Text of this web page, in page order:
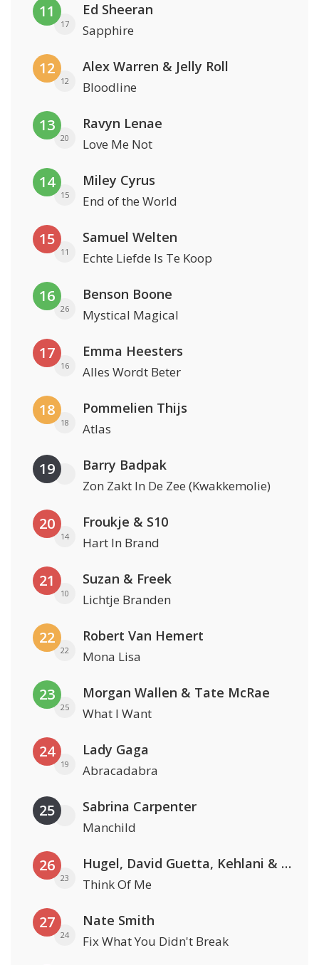
11
17
Ed Sheeran
Sapphire
12
12
Alex Warren & Jelly Roll
Bloodline
13
20
Ravyn Lenae
Love Me Not
14
15
Miley Cyrus
End of the World
15
11
Samuel Welten
Echte Liefde Is Te Koop
16
26
Benson Boone
Mystical Magical
17
16
Emma Heesters
Alles Wordt Beter
18
18
Pommelien Thijs
Atlas
19 Barry Badpak
Zon Zakt In De Zee (Kwakkemolie)
20
14
Froukje & S10
Hart In Brand
21
10
Suzan & Freek
Lichtje Branden
22
22
Robert Van Hemert
Mona Lisa
23
25
Morgan Wallen & Tate McRae
What I Want
24
19
Lady Gaga
Abracadabra
25 Sabrina Carpenter
Manchild
26
23
Hugel, David Guetta, Kehlani & Daecolm
Think Of Me
27
24
Nate Smith
Fix What You Didn't Break